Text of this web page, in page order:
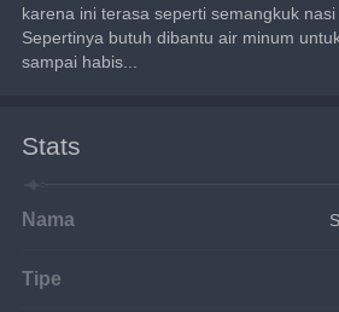
karena ini terasa seperti semangkuk nasi
Sepertinya butuh dibantu air minum
sampai habis...
Stats
Nama
Tipe